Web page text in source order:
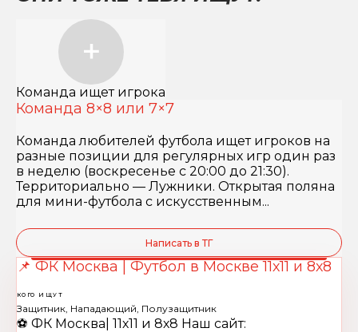
Команда ищет игрока
Команда 8×8 или 7×7
Команда любителей футбола ищет игроков на
разные позиции для регулярных игр один раз
в неделю (воскресенье с 20:00 до 21:30).
Территориально — Лужники. Открытая поляна
для мини-футбола с искусственным...
Написать в ТГ
📌 ФК Москва | Футбол в Москве 11х11 и 8х8
КОГО ИЩУТ
Защитник, Нападающий, Полузащитник
⚽️ ФК Москва| 11х11 и 8х8 Наш сайт: